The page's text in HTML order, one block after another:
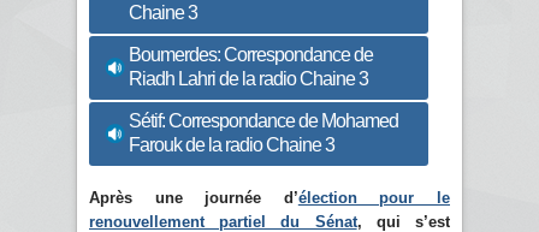
Chaine 3
Boumerdes: Correspondance de
Riadh Lahri de la radio Chaine 3
Sétif: Correspondance de Mohamed
Farouk de la radio Chaine 3
Après une journée d’élection pour le
renouvellement partiel du Sénat, qui s’est